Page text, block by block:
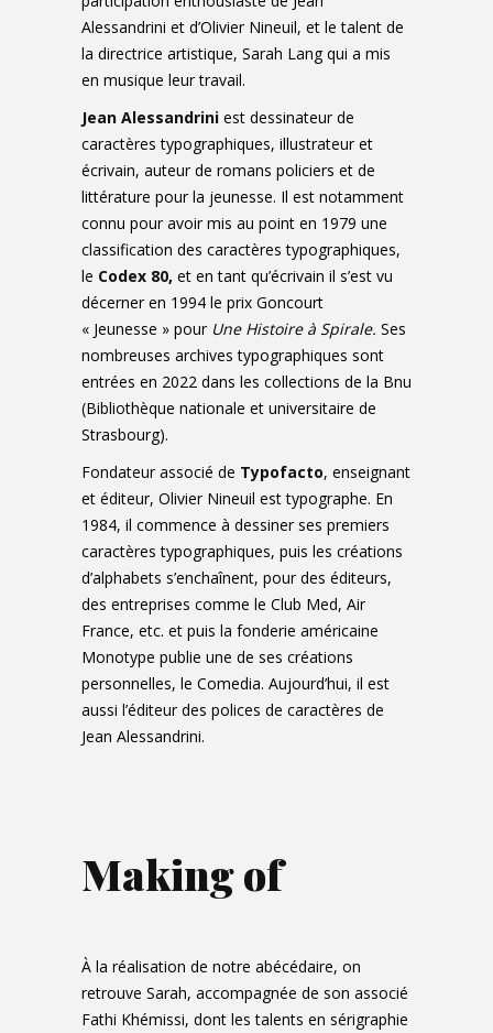
Alessandrini et d’Olivier Nineuil, et le talent de
la directrice artistique, Sarah Lang qui a mis
en musique leur travail.
Jean Alessandrini est dessinateur de
caractères typographiques, illustrateur et
écrivain, auteur de romans policiers et de
littérature pour la jeunesse. Il est notamment
connu pour avoir mis au point en 1979 une
classification des caractères typographiques,
le Codex 80, et en tant qu’écrivain il s’est vu
décerner en 1994 le prix Goncourt
« Jeunesse » pour Une Histoire à Spirale. Ses
nombreuses archives typographiques sont
entrées en 2022 dans les collections de la Bnu
(Bibliothèque nationale et universitaire de
Strasbourg).
Fondateur associé de Typofacto, enseignant
et éditeur, Olivier Nineuil est typographe. En
1984, il commence à dessiner ses premiers
caractères typographiques, puis les créations
d’alphabets s’enchaînent, pour des éditeurs,
des entreprises comme le Club Med, Air
France, etc. et puis la fonderie américaine
Monotype publie une de ses créations
personnelles, le Comedia. Aujourd’hui, il est
aussi l’éditeur des polices de caractères de
Jean Alessandrini.
Making of
À la réalisation de notre abécédaire, on
retrouve Sarah, accompagnée de son associé
Fathi Khémissi, dont les talents en sérigraphie